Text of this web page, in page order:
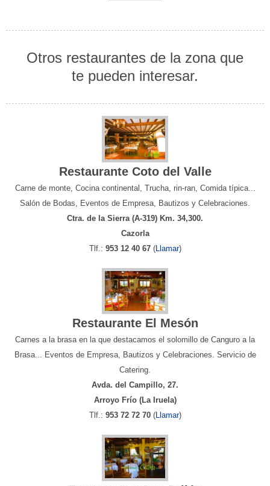
Otros restaurantes de la zona que
te pueden interesar.
Restaurante Coto del Valle
Carne de monte, Cocina continental, Trucha, rin-ran, Comida típica...
Salón de Bodas, Eventos de Empresa, Bautizos y Celebraciones.
Ctra. de la Sierra (A-319) Km. 34,300.
Cazorla
Tlf.: 953 12 40 67(Llamar)
Restaurante El Mesón
Carnes a la brasa en la que destacamos el solomillo de Canguro a la
Brasa... Eventos de Empresa, Bautizos y Celebraciones. Servicio de
Catering.
Avda. del Campillo, 27.
Arroyo Frío (La Iruela)
Tlf.: 953 72 72 70(Llamar)